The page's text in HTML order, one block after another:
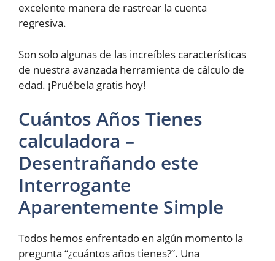
excelente manera de rastrear la cuenta
regresiva.
Son solo algunas de las increíbles características
de nuestra avanzada herramienta de cálculo de
edad. ¡Pruébela gratis hoy!
Cuántos Años Tienes
calculadora –
Desentrañando este
Interrogante
Aparentemente Simple
Todos hemos enfrentado en algún momento la
pregunta “¿cuántos años tienes?”. Una